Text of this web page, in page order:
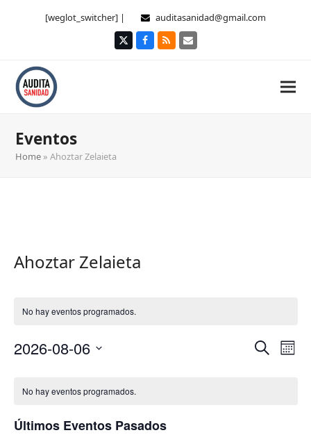
[weglot_switcher] | auditasanidad@gmail.com
TwitterFacebook
RSS Correo
Eventos
Home »Ahoztar Zelaieta
Ahoztar Zelaieta
No hay eventos programados.
Buscar
Mes
2026-08-06
fecha.
de
Eventos
No hay eventos programados.
Últimos Eventos Pasados